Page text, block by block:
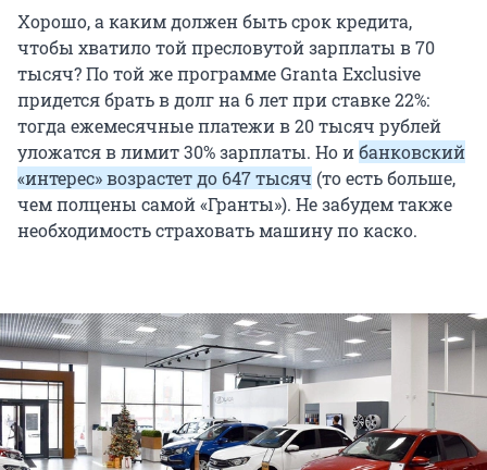
Хорошо, а каким должен быть срок кредита,
чтобы хватило той пресловутой зарплаты в 70
тысяч? По той же программе Granta Exclusive
придется брать в долг на 6 лет при ставке 22%:
тогда ежемесячные платежи в 20 тысяч рублей
уложатся в лимит 30% зарплаты. Но ибанковский
«интерес» возрастет до 647 тысяч (то есть больше,
чем полцены самой «Гранты»). Не забудем также
необходимость страховать машину по каско.